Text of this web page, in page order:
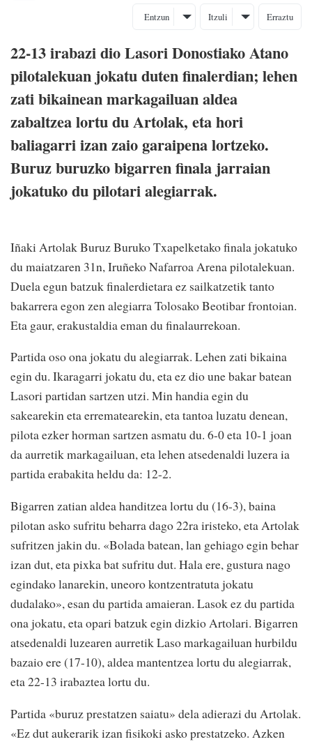
Entzun Itzuli Erraztu
22-13 irabazi dio Lasori Donostiako Atano
pilotalekuan jokatu duten finalerdian; lehen
zati bikainean markagailuan aldea
zabaltzea lortu du Artolak, eta hori
baliagarri izan zaio garaipena lortzeko.
Buruz buruzko bigarren finala jarraian
jokatuko du pilotari alegiarrak.
Iñaki Artolak Buruz Buruko Txapelketako finala jokatuko
du maiatzaren 31n, Iruñeko Nafarroa Arena pilotalekuan.
Duela egun batzuk finalerdietara ez sailkatzetik tanto
bakarrera egon zen alegiarra Tolosako Beotibar frontoian.
Eta gaur, erakustaldia eman du finalaurrekoan.
Partida oso ona jokatu du alegiarrak. Lehen zati bikaina
egin du. Ikaragarri jokatu du, eta ez dio une bakar batean
Lasori partidan sartzen utzi. Min handia egin du
sakearekin eta errematearekin, eta tantoa luzatu denean,
pilota ezker horman sartzen asmatu du. 6-0 eta 10-1 joan
da aurretik markagailuan, eta lehen atsedenaldi luzera ia
partida erabakita heldu da: 12-2.
Bigarren zatian aldea handitzea lortu du (16-3), baina
pilotan asko sufritu beharra dago 22ra iristeko, eta Artolak
sufritzen jakin du. «Bolada batean, lan gehiago egin behar
izan dut, eta pixka bat sufritu dut. Hala ere, gustura nago
egindako lanarekin, uneoro kontzentratuta jokatu
dudalako», esan du partida amaieran. Lasok ez du partida
ona jokatu, eta opari batzuk egin dizkio Artolari. Bigarren
atsedenaldi luzearen aurretik Laso markagailuan hurbildu
bazaio ere (17-10), aldea mantentzea lortu du alegiarrak,
eta 22-13 irabaztea lortu du.
Partida «buruz prestatzen saiatu» dela adierazi du Artolak.
«Ez dut aukerarik izan fisikoki asko prestatzeko. Azken